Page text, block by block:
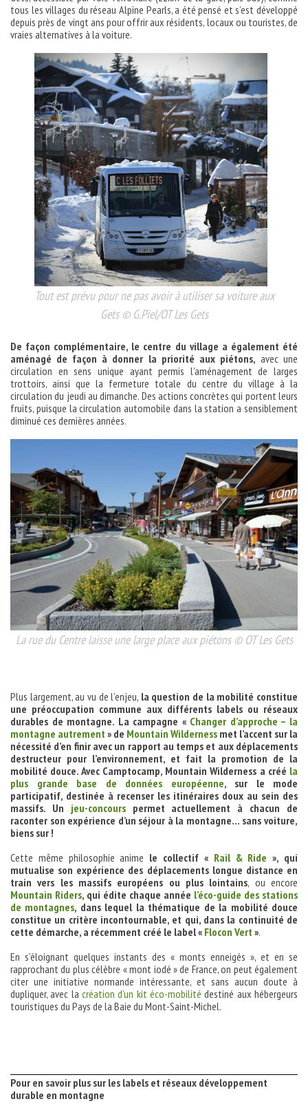
tous les villages du réseau Alpine Pearls, a été pensé et s’est développé
depuis près de vingt ans pour offrir aux résidents, locaux ou touristes, de
vraies alternatives à la voiture.
Tout est prévu pour ne pas avoir à utiliser sa voiture aux
Gets © G.Piel/OT Les Gets
De façon complémentaire, le centre du village a également été
aménagé de façon à donner la priorité aux piétons, avec une
circulation en sens unique ayant permis l’aménagement de larges
trottoirs, ainsi que la fermeture totale du centre du village à la
circulation du jeudi au dimanche. Des actions concrètes qui portent leurs
fruits, puisque la circulation automobile dans la station a sensiblement
diminué ces dernières années.
La rue du Centre laisse une large place aux piétons © OT Les Gets
Plus largement, au vu de l’enjeu, la question de la mobilité constitue
une préoccupation commune aux différents labels ou réseaux
durables de montagne. La campagne « Changer d’approche – la
montagne autrement » de Mountain Wilderness met l’accent sur la
nécessité d’en finir avec un rapport au temps et aux déplacements
destructeur pour l’environnement, et fait la promotion de la
mobilité douce. Avec Camptocamp, Mountain Wilderness a créé la
plus grande base de données européenne, sur le mode
participatif, destinée à recenser les itinéraires doux au sein des
massifs. Un jeu-concours permet actuellement à chacun de
raconter son expérience d’un séjour à la montagne… sans voiture,
biens sur !
Cette même philosophie anime le collectif « Rail & Ride», qui
mutualise son expérience des déplacements longue distance en
train vers les massifs européens ou plus lointains, ou encore
Mountain Riders, qui édite chaque année l’éco-guide des stations
de montagnes, dans lequel la thématique de la mobilité douce
constitue un critère incontournable, et qui, dans la continuité de
cette démarche, a récemment créé le label « Flocon Vert ».
En s’éloignant quelques instants des « monts enneigés », et en se
rapprochant du plus célèbre « mont iodé » de France, on peut également
citer une initiative normande intéressante, et sans aucun doute à
dupliquer, avec la création d’un kit éco-mobilité destiné aux hébergeurs
touristiques du Pays de la Baie du Mont-Saint-Michel.
Pour en savoir plus sur les labels et réseaux développement
durable en montagne